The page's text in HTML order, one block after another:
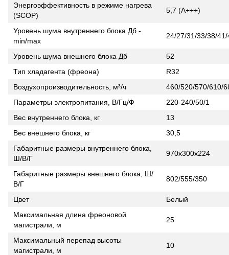
Энергоэффективность в режиме нагрева
(SCOP)
5,7 (A+++)
Уровень шума внутреннего блока Дб -
min/max
24/27/31/33/38/41/
Уровень шума внешнего блока Дб
52
Тип хладагента (фреона)
R32
Воздухопроизводительность, м³/ч
460/520/570/610/
Параметры электропитания, В/Гц/Ф
220-240/50/1
Вес внутреннего блока, кг
13
Вес внешнего блока, кг
30,5
Габаритные размеры внутреннего блока,
Ш/В/Г
970х300х224
Габаритные размеры внешнего блока, Ш/
В/Г
802/555/350
Цвет
Белый
Максимальная длина фреоновой
магистрали, м
25
Максимальный перепад высоты
магистрали, м
10